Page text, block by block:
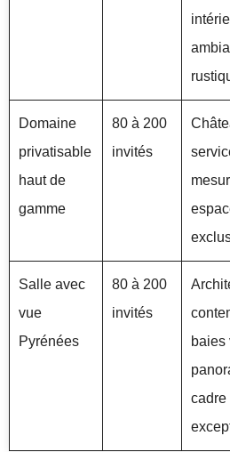
Domaine
privatisable
haut de
gamme
80 à 200
invités
Salle avec
vue
Pyrénées
80 à 200
invités
baies
cadre